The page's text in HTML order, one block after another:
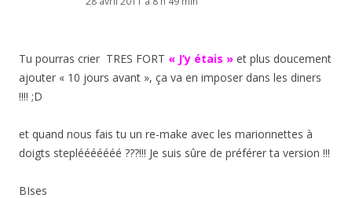
Tu pourras crier TRES FORT « J’y étais » et plus doucement
ajouter « 10 jours avant », ça va en imposer dans les diners
!!!! ;D
et quand nous fais tu un re-make avec les marionnettes à
doigts steplééééééé ???!!! Je suis sûre de préférer ta version !!!
BIses